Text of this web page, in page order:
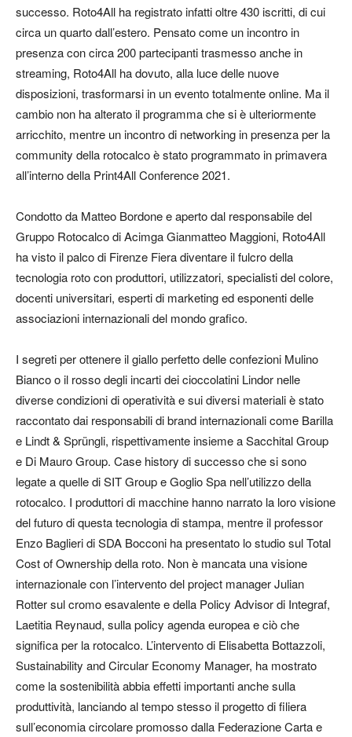
successo. Roto4All ha registrato infatti oltre 430 iscritti, di cui
circa un quarto dall’estero. Pensato come un incontro in
presenza con circa 200 partecipanti trasmesso anche in
streaming, Roto4All ha dovuto, alla luce delle nuove
disposizioni, trasformarsi in un evento totalmente online. Ma il
cambio non ha alterato il programma che si è ulteriormente
arricchito, mentre un incontro di networking in presenza per la
community della rotocalco è stato programmato in primavera
all’interno della Print4All Conference 2021.
Condotto da Matteo Bordone e aperto dal responsabile del
Gruppo Rotocalco di Acimga Gianmatteo Maggioni, Roto4All
ha visto il palco di Firenze Fiera diventare il fulcro della
tecnologia roto con produttori, utilizzatori, specialisti del colore,
docenti universitari, esperti di marketing ed esponenti delle
associazioni internazionali del mondo grafico.
I segreti per ottenere il giallo perfetto delle confezioni Mulino
Bianco o il rosso degli incarti dei cioccolatini Lindor nelle
diverse condizioni di operatività e sui diversi materiali è stato
raccontato dai responsabili di brand internazionali come Barilla
e Lindt & Sprüngli, rispettivamente insieme a Sacchital Group
e Di Mauro Group. Case history di successo che si sono
legate a quelle di SIT Group e Goglio Spa nell’utilizzo della
rotocalco. I produttori di macchine hanno narrato la loro visione
del futuro di questa tecnologia di stampa, mentre il professor
Enzo Baglieri di SDA Bocconi ha presentato lo studio sul Total
Cost of Ownership della roto. Non è mancata una visione
internazionale con l’intervento del project manager Julian
Rotter sul cromo esavalente e della Policy Advisor di Integraf,
Laetitia Reynaud, sulla policy agenda europea e ciò che
significa per la rotocalco. L’intervento di Elisabetta Bottazzoli,
Sustainability and Circular Economy Manager, ha mostrato
come la sostenibilità abbia effetti importanti anche sulla
produttività, lanciando al tempo stesso il progetto di filiera
sull’economia circolare promosso dalla Federazione Carta e